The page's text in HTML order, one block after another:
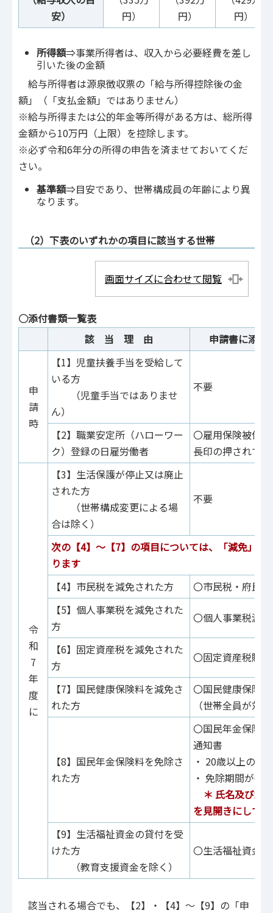
安）
円）
円）
円）
所得額⇒事業所得者は、収入から必要経費を差し
引いた後の金額
給与所得者は源泉徴収票の「給与所得控除後の金
額」（「支払金額」ではありません）
※給与所得または公的年金等所得がある方は、総所得
金額から10万円（上限）を控除します。
※必ず令和6年分の所得の申告を済ませておいてくだ
さい。
基準額⇒目安であり、世帯構成員の年齢により異
なります。
（2）下表のいずれかの項目に該当する世帯
画面サイズに合わせて閲覧
○添付書類一覧表
該 当 理 由
申請書に添付
申
請
時
【1】児童扶養手当を受給して
いる方
（児童手当ではありませ
ん）
不要
【2】職業安定所（ハローワー
ク）登録の日雇労働者
〇雇用保険被保
長印の押されて
令
和
7
年
度
に
【3】生活保護が停止又は廃止
された方
（世帯構成変更による場
合は除く）
不要
次の【4】～【7】の項目については、「減免」と
ります
【4】市民税を減免された方
〇市民税・府民
【5】個人事業税を減免された
方
〇個人事業税減
【6】固定資産税を減免された
方
〇固定資産税賦
【7】国民健康保険料を減免さ
れた方
〇国民健康保険
（世帯全員が対
【8】国民年金保険料を免除さ
れた方
〇国民年金保険
通知書
・ 20歳以上の納
・ 免除期間が6
＊ 氏名及び免
を見開きにして
【9】生活福祉資金の貸付を受
けた方
（教育支援資金を除く）
〇生活福祉資金
該当される場合でも、【2】・【4】～【9】の「申